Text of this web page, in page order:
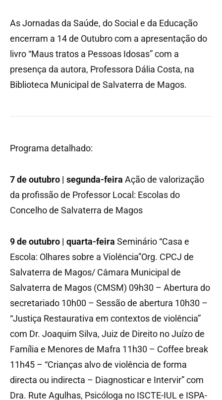
As Jornadas da Saúde, do Social e da Educação
encerram a 14 de Outubro com a apresentação do
livro “Maus tratos a Pessoas Idosas” com a
presença da autora, Professora Dália Costa, na
Biblioteca Municipal de Salvaterra de Magos.
Programa detalhado:
7 de outubro | segunda-feira Ação de valorização
da profissão de Professor Local: Escolas do
Concelho de Salvaterra de Magos
9 de outubro | quarta-feira Seminário “Casa e
Escola: Olhares sobre a Violência”Org. CPCJ de
Salvaterra de Magos/ Câmara Municipal de
Salvaterra de Magos (CMSM) 09h30 – Abertura do
secretariado 10h00 – Sessão de abertura 10h30 –
“Justiça Restaurativa em contextos de violência”
com Dr. Joaquim Silva, Juiz de Direito no Juízo de
Família e Menores de Mafra 11h30 – Coffee break
11h45 – “Crianças alvo de violência de forma
directa ou indirecta – Diagnosticar e Intervir” com
Dra. Rute Agulhas, Psicóloga no ISCTE-IUL e ISPA-